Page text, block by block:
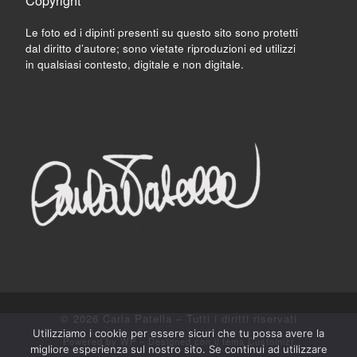
Le foto ed i dipinti presenti su questo sito sono protetti
dal diritto d’autore; sono vietate riproduzioni ed utilizzi
in qualsiasi contesto, digitale e non digitale.
© 2026 Carla Patella – Tutti i diritti riservati
Powered byWP– Designed con iltema Customizr
Utilizziamo i cookie per essere sicuri che tu possa avere la
migliore esperienza sul nostro sito. Se continui ad utilizzare